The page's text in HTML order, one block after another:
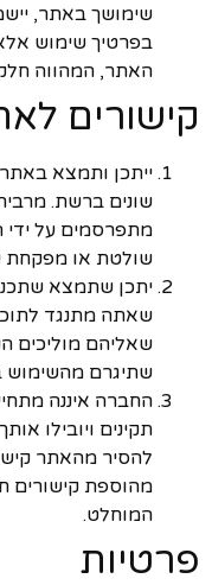
שימושך באתר,
בפרטיך שימוש
האתר, המהווה
קישורים
שונים ברשת.
מתפרסמים על
שולטת או מפקחת
יתכן שתמצא
שאתה מתנגד
שאליהם מוליכים
שתיגרם
החברה איננה
תקינים ויובילו
להסיר מהאתר
מהוספת קישורים
המוחלט.
פרטיות